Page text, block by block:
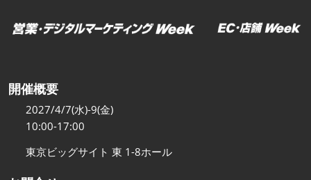
開催概要
2027/4/7(水)-9(金)
10:00-17:00
東京ビッグサイト 東 1-8ホール